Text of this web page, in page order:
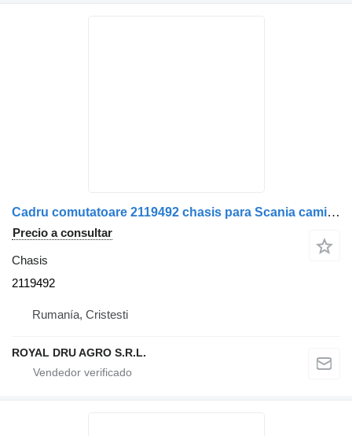
Cadru comutatoare 2119492 chasis para Scania camión
Precio a consultar
Chasis
2119492
Rumanía, Cristesti
ROYAL DRU AGRO S.R.L.